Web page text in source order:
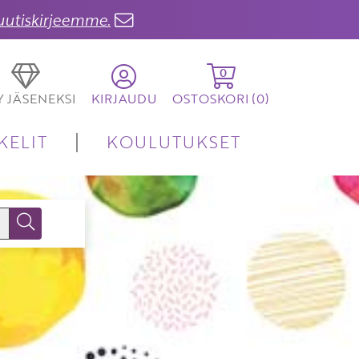
JÄSENEKSI KIRJAUDU
0
OSTOSKORI (0)
KOULUTUKSET